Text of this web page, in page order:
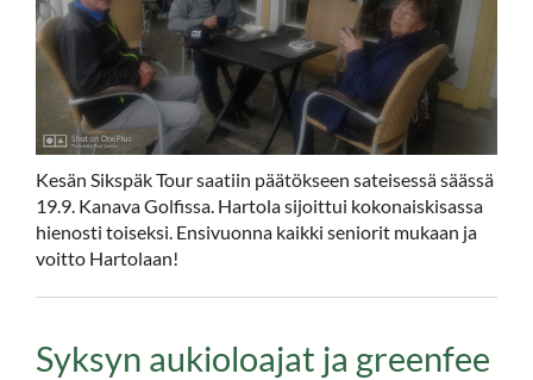
Kesän Sikspäk Tour saatiin päätökseen sateisessä säässä
19.9. Kanava Golfissa. Hartola sijoittui kokonaiskisassa
hienosti toiseksi. Ensivuonna kaikki seniorit mukaan ja
voitto Hartolaan!
Syksyn aukioloajat ja greenfee